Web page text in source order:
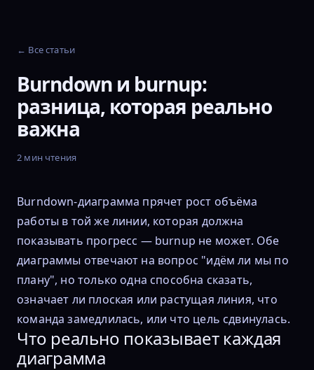
← Все статьи
Burndown и burnup:
разница, которая реально
важна
2 мин чтения
Burndown-диаграмма прячет рост объёма
работы в той же линии, которая должна
показывать прогресс — burnup не может. Обе
диаграммы отвечают на вопрос "идём ли мы по
плану", но только одна способна сказать,
означает ли плоская или растущая линия, что
команда замедлилась, или что цель сдвинулась.
Что реально показывает каждая
диаграмма